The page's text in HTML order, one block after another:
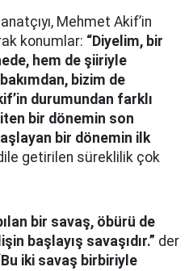
Mehmet Akif’in
konumlar: “Diyelim, bir
hem de şiiriyle
bizim de
durumundan farklı
bir dönemin son
bir dönemin ilk
getirilen süreklilik çok
bir savaş, öbürü de
başlayış savaşıdır.” der
iki savaş birbiriyle